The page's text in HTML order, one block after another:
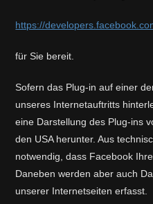
https://
für Sie bereit.
Sofern das Plug-in auf einer
unseres Internetauftritts
eine Darstellung des Plug-ins
den USA herunter. Aus
notwendig, dass Facebook
Daneben werden aber auch
unserer Internetseiten erfasst.